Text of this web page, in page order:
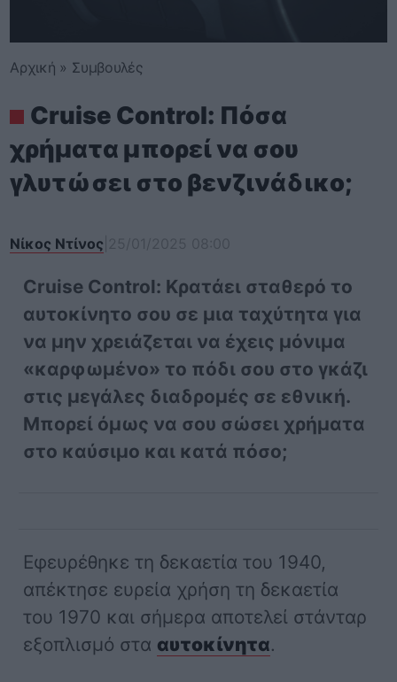
Αρχική » Συμβουλές
Cruise Control: Πόσα
χρήματα μπορεί να σου
γλυτώσει στο βενζινάδικο;
Νίκος Ντίνος
Cruise Control: Κρατάει σταθερό το
αυτοκίνητο σου σε μια ταχύτητα για
να μην χρειάζεται να έχεις μόνιμα
«καρφωμένο» το πόδι σου στο γκάζι
στις μεγάλες διαδρομές σε εθνική.
Μπορεί όμως να σου σώσει χρήματα
στο καύσιμο και κατά πόσο;
Εφευρέθηκε τη δεκαετία του 1940,
απέκτησε ευρεία χρήση τη δεκαετία
του 1970 και σήμερα αποτελεί στάνταρ
εξοπλισμό στα αυτοκίνητα.